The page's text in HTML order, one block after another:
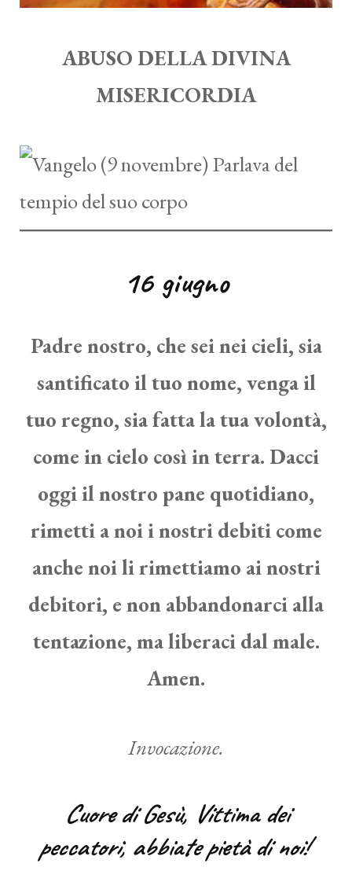
ABUSO DELLA DIVINA
MISERICORDIA
16 giugno
Padre nostro, che sei nei cieli, sia
santificato il tuo nome, venga il
tuo regno, sia fatta la tua volontà,
come in cielo così in terra. Dacci
oggi il nostro pane quotidiano,
rimetti a noi i nostri debiti come
anche noi li rimettiamo ai nostri
debitori, e non abbandonarci alla
tentazione, ma liberaci dal male.
Amen.
Invocazione.
Cuore di Gesù, Vittima dei
peccatori, abbiate pietà di noi!